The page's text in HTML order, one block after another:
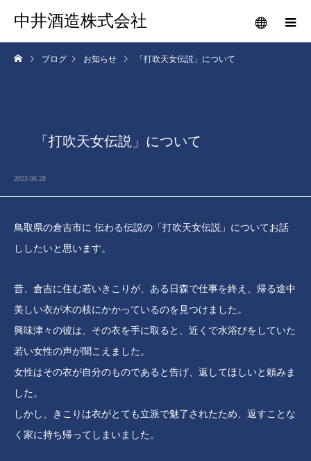
中井酒造株式会社
ブログ お知らせ 「打吹天女伝説」について
「打吹天女伝説」について
2023.06.28
鳥取県の倉吉市に 伝わる伝説の「打吹天女伝説」についてお話
ししたいと思います。
昔、倉吉に住む若いきこりが、ある日森で仕事を終え、帰る途中
美しい衣が木の枝にかかっているのを見つけました。
興味津々の彼は、その衣を手に取ると、近くで水浴びをしていた
若い女性の声が聞こえました。
女性はその衣が自分のものであると告げ、返してほしいと頼みま
した。
しかし、きこりは衣がとても立派で魅了されたため、返すことな
く家に持ち帰ってしまいました。